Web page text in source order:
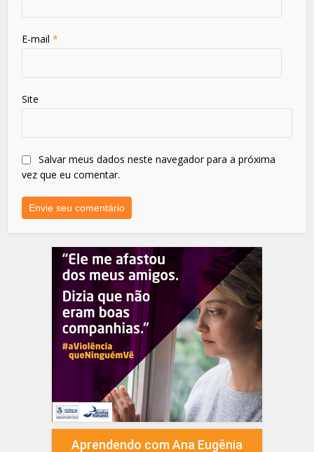
E-mail*
Site
Salvar meus dados neste navegador para a próxima
vez que eu comentar.
Aprendendo com Ana Eugênia